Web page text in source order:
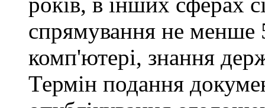
спрямування не менше
комп'ютері, знання
Термін подання